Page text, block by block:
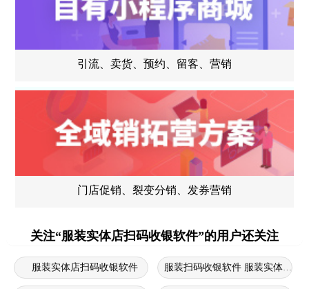
引流、卖货、预约、留客、营销
门店促销、裂变分销、发券营销
关注“服装实体店扫码收银软件”的用户还关注
服装实体店扫码收银软件 服装扫码收银软件 服装实体店管